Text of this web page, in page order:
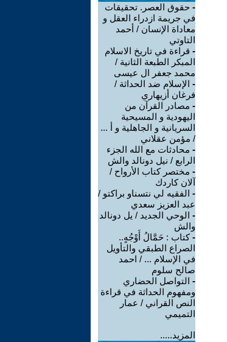
- حقوق العصر. تحقيقات
في جريمة ازدراء العقل و
معاداة الإنسان / أحمد
التاوتي
- قراءة في تاريخ الاسلام
المبكر الطبعة الثانية /
محمد جعفر ال عيسى
- الإسلام ضد الحداثة /
فرغان أزيهاري
- مصادر القرآن من
اليهودية و المسيحية
السريانية و الجاهلية و أ ...
/ مؤمن عقلاني
- محادثات مع الله الجزء
الرابع / نيل دونالد والش
- مختصر كتاب الأرواح /
آلان كاردك
- الفقيه لي نتسناو براكتو /
عبد العزيز سعدي
- الوحي الجديد / يل دونالد
والش
-كتاب : حَمَّالُ أَوْجُهٍ..
الصراع الطبقي والتأويل
في الإسلام ... / احمد
صالح سلوم
- التواصل الحضاري
ومفهوم الحداثة في قراءة
النص القراني / عمار
التميمي
المزيد.....